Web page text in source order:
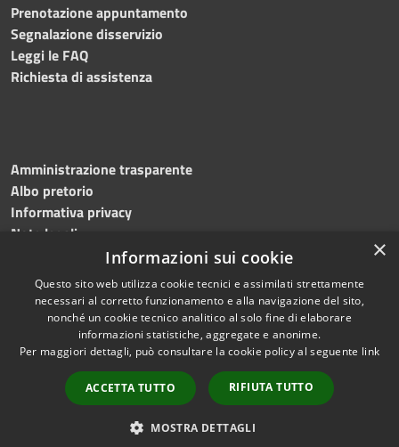
Prenotazione appuntamento
Segnalazione disservizio
Leggi le FAQ
Richiesta di assistenza
Amministrazione trasparente
Albo pretorio
Informativa privacy
Note legali
Dichiarazione di accessibilità
Accessibilità
Copyright © 2024 •
Comune di Montecalvo
Irpino • Powered by
Municipium•Redazione
×
Informazioni sui cookie
Questo sito web utilizza cookie tecnici e assimilati strettamente
necessari al corretto funzionamento e alla navigazione del sito,
nonché un cookie tecnico analitico al solo fine di elaborare
informazioni statistiche, aggregate e anonime.
Per maggiori dettagli, può consultare la cookie policy al seguente link
ACCETTA TUTTO RIFIUTA TUTTO
MOSTRA DETTAGLI